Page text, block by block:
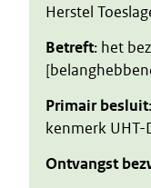
Herstel
Betreft: het
Primair besluit
kenmerk UHT-
Ontvangst